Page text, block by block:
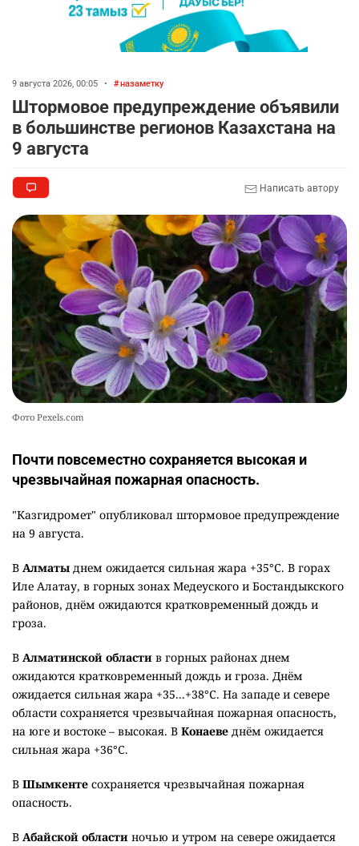
9 августа 2026, 00:05 • назаметку
Штормовое предупреждение объявили
в большинстве регионов Казахстана на
9 августа
Написать автору
Фото Pexels.com
Почти повсеместно сохраняется высокая и
чрезвычайная пожарная опасность.
"Казгидромет" опубликовал штормовое предупреждение
на 9 августа.
В Алматы днем ожидается сильная жара +35°C. В горах
Иле Алатау, в горных зонах Медеуского и Бостандыкского
районов, днём ожидаются кратковременный дождь и
гроза.
В Алматинской области в горных районах днем
ожидаются кратковременный дождь и гроза. Днём
ожидается сильная жара +35...+38°C. На западе и севере
области сохраняется чрезвычайная пожарная опасность,
на юге и востоке – высокая. В Конаеве днём ожидается
сильная жара +36°C.
В Шымкенте сохраняется чрезвычайная пожарная
опасность.
В Абайской области ночью и утром на севере ожидается